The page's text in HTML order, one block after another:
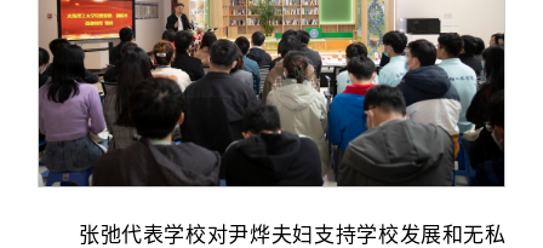
张弛代表学校对尹烨夫妇支持学校发展和无私